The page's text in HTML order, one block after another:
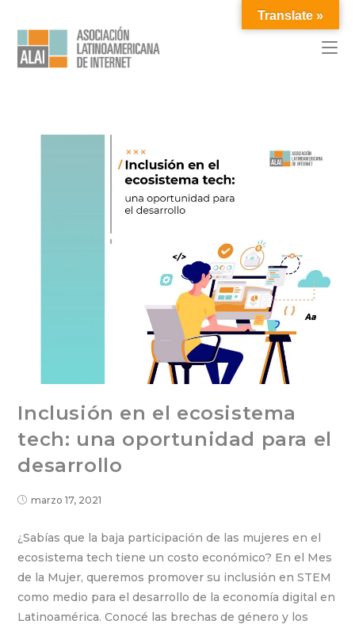
Inclusión en el ecosistema
tech: una oportunidad para el
desarrollo
marzo 17, 2021
¿Sabías que la baja participación de las mujeres en el
ecosistema tech tiene un costo económico? En el Mes
de la Mujer, queremos promover su inclusión en STEM
como medio para el desarrollo de la economía digital en
Latinoamérica. Conocé las brechas de género y los
Translate »